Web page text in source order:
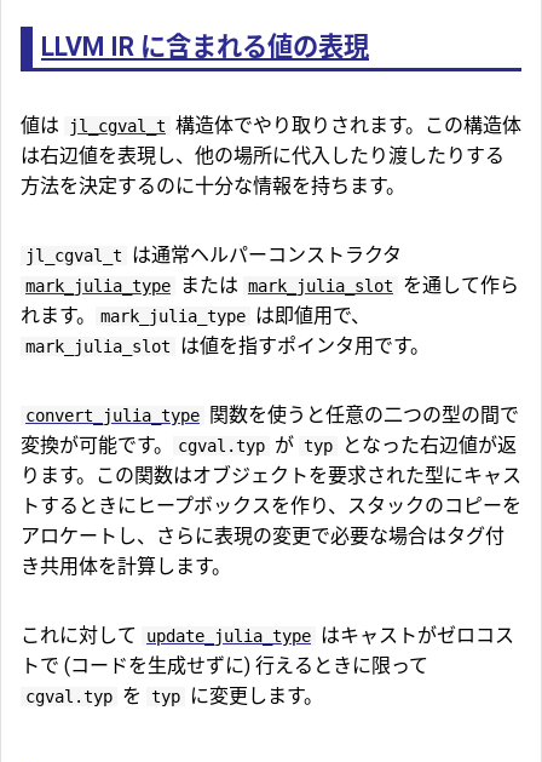
LLVM IR に含まれる値の表現
値は jl_cgval_t 構造体でやり取りされます。この構造体
は右辺値を表現し、他の場所に代入したり渡したりする
方法を決定するのに十分な情報を持ちます。
jl_cgval_t は通常ヘルパーコンストラクタ
mark_julia_type または mark_julia_slot
を通して作ら
れます。
mark_julia_type は即値用で、
mark_julia_slot は値を指すポインタ用です。
convert_julia_type
関数を使うと任意の二つの型の間で
変換が可能です。
cgval.typ が typ
となった右辺値が返
ります。この関数はオブジェクトを要求された型にキャス
トするときにヒープボックスを作り、スタックのコピーを
アロケートし、さらに表現の変更で必要な場合はタグ付
き共用体を計算します。
これに対して update_julia_type はキャストがゼロコス
トで (コードを生成せずに) 行えるときに限って
cgval.typ を typ に変更します。